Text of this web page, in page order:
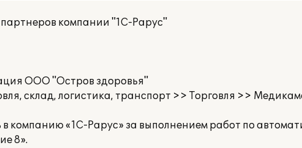
компании "1С-Рарус"
ООО "Остров здоровья"
склад, логистика, транспорт >> Торговля >>
компанию «1С-Рарус» за выполнением работ по
8».